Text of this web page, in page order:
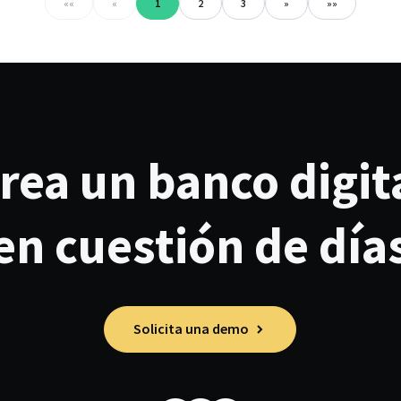
«« « 1 2 3 » »»
un banco
cuestión de
Solicita una demo